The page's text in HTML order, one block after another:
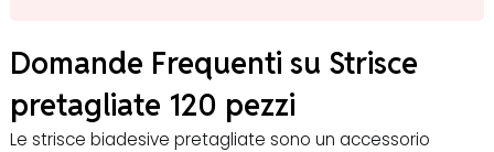
Domande Frequenti su Strisce
pretagliate 120 pezzi
Le strisce biadesive pretagliate sono un accessorio